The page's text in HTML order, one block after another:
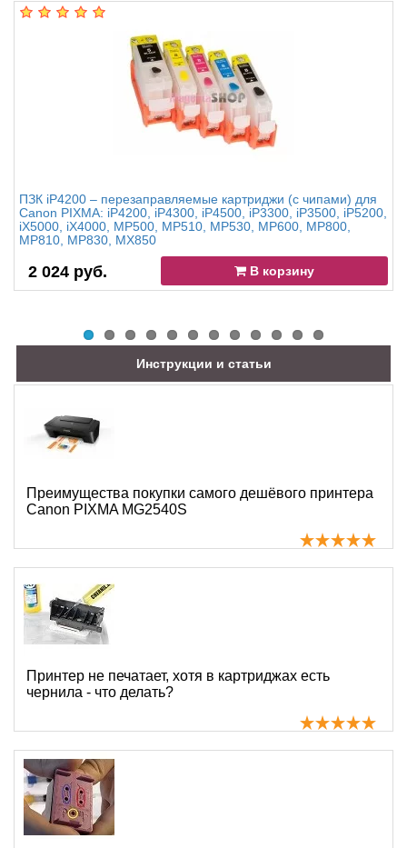
ПЗК iP4200 – перезаправляемые картриджи (с чипами) для
Canon PIXMA: iP4200, iP4300, iP4500, iP3300, iP3500, iP5200,
iX5000, iX4000, MP500, MP510, MP530, MP600, MP800,
MP810, MP830, MX850
2 024 руб. В корзину
Инструкции и статьи
Преимущества покупки самого дешёвого принтера
Canon PIXMA MG2540S
Принтер не печатает, хотя в картриджах есть
чернила - что делать?